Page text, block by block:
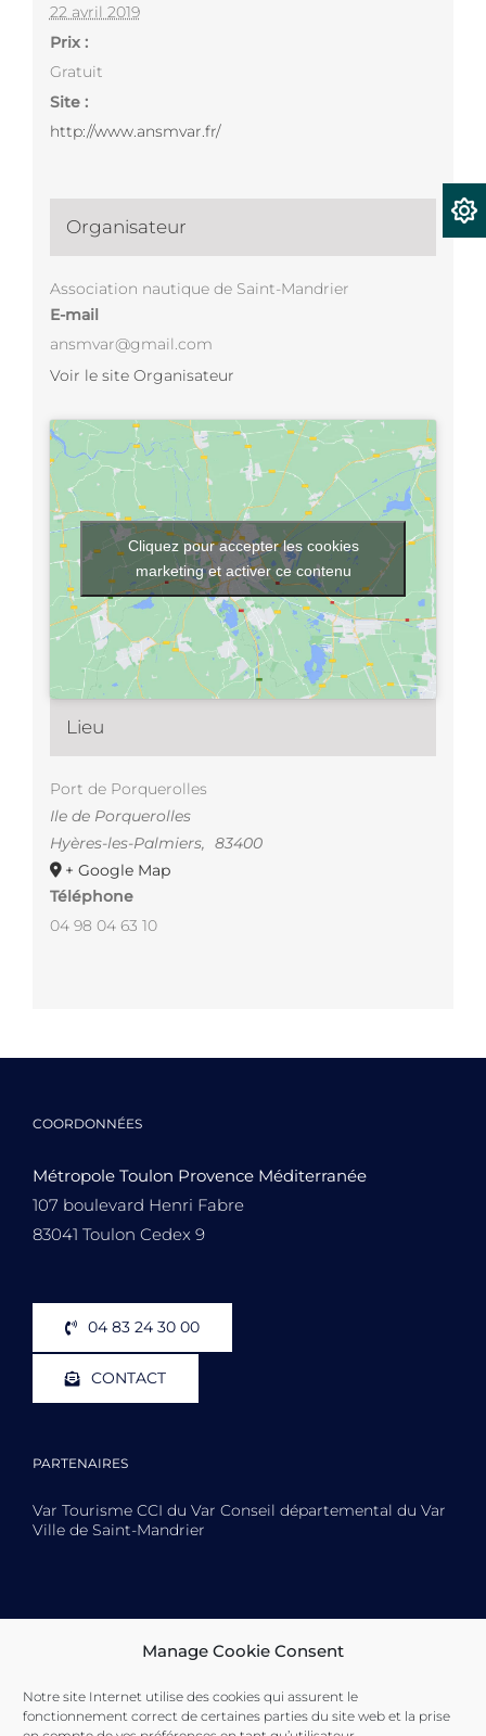
Manage Cookie Consent
Notre site Internet utilise des cookies qui assurent le
fonctionnement correct de certaines parties du site web et la prise
22 avril 2019
Prix :
Gratuit
Site :
http://www.ansmvar.fr/
Organisateur
Association nautique de Saint-Mandrier
E-mail
ansmvar@gmail.com
Voir le site Organisateur
Lieu
Port de Porquerolles
Ile de Porquerolles
Hyères-les-Palmiers, 83400
+ Google Map
Téléphone
04 98 04 63 10
Cliquez pour accepter les cookies
marketing et activer ce contenu
COORDONNÉES
Métropole Toulon Provence Méditerranée
107 boulevard Henri Fabre
83041 Toulon Cedex 9
04 83 24 30 00
CONTACT
PARTENAIRES
Var Tourisme CCI du Var Conseil départemental du Var
Ville de Saint-Mandrier
Toulon Provence Méditerranée Ville de Toulon Ville de
La Seyne-sur-Mer Ville de Saint-Mandrier